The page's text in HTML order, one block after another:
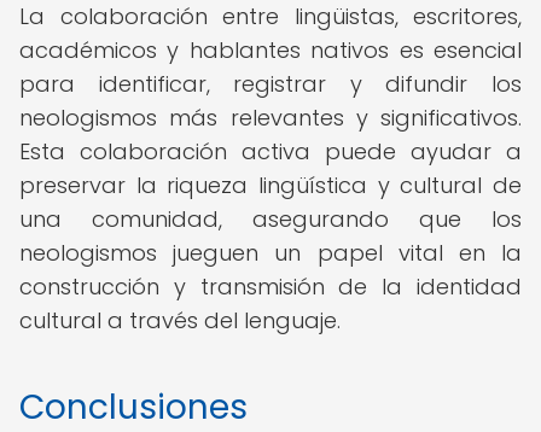
La colaboración entre lingüistas, escritores,
académicos y hablantes nativos es esencial
para identificar, registrar y difundir los
neologismos más relevantes y significativos.
Esta colaboración activa puede ayudar a
preservar la riqueza lingüística y cultural de
una comunidad, asegurando que los
neologismos jueguen un papel vital en la
construcción y transmisión de la identidad
cultural a través del lenguaje.
Conclusiones